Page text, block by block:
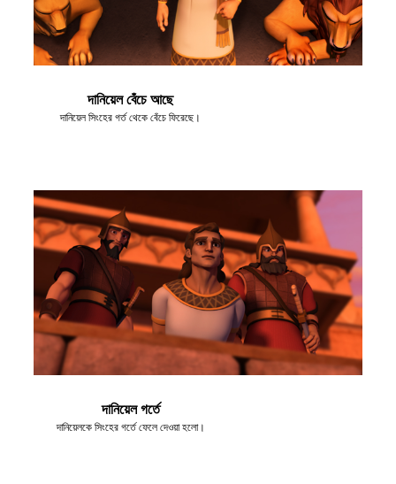
দানিয়েল বেঁচে আছে
দানিয়েল সিংহের গর্ত থেকে বেঁচে ফিরেছে।
দানিয়েল গর্তে
দানিয়েলকে সিংহের গর্তে ফেলে দেওয়া হলো।